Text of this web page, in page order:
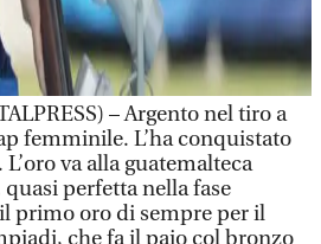
– Argento nel tiro a
femminile. L’ha conquistato
va alla guatemalteca
perfetta nella fase
primo oro di sempre per il
che fa il paio col bronzo